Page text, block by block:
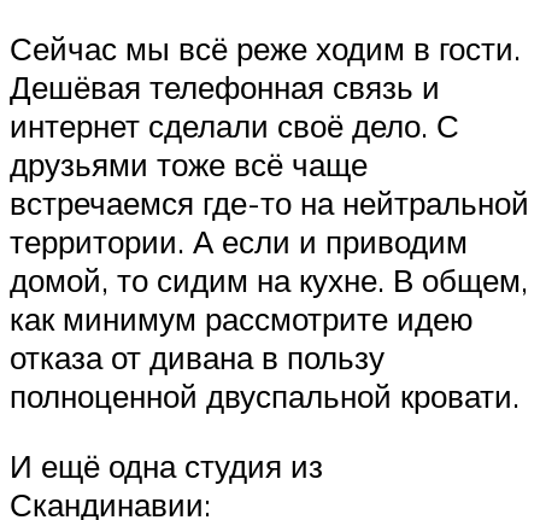
Сейчас мы всё реже ходим в гости.
Дешёвая телефонная связь и
интернет сделали своё дело. С
друзьями тоже всё чаще
встречаемся где-то на нейтральной
территории. А если и приводим
домой, то сидим на кухне. В общем,
как минимум рассмотрите идею
отказа от дивана в пользу
полноценной двуспальной кровати.
И ещё одна студия из
Скандинавии: